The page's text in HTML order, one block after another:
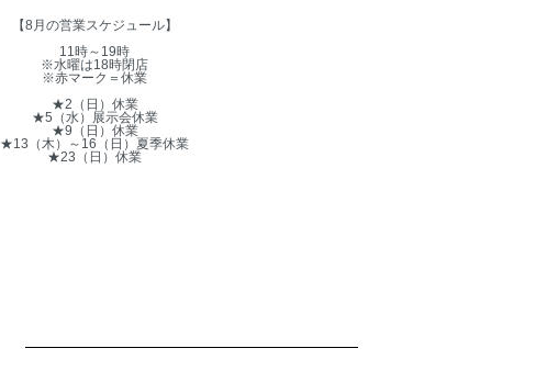
【8月の営業スケジュール】
11時～19時
※水曜は18時閉店
※赤マーク＝休業
★2（日）休業
★5（水）展示会休業
★9（日）休業
★13（木）～16（日）夏季休業
★23（日）休業